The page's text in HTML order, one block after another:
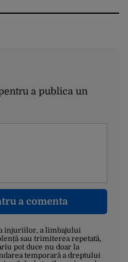
a publica un
a comenta
injuriilor, a limbajului
sau trimiterea repetată,
pot duce nu doar la
temporară a dreptului